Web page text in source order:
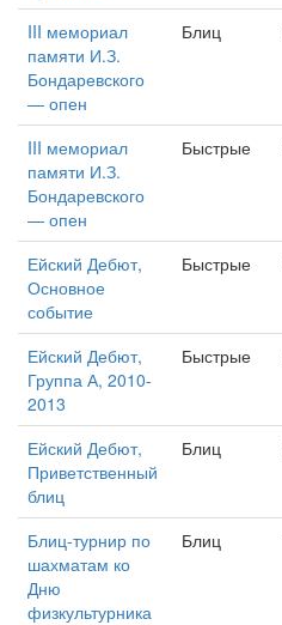
III мемориал
памяти И.З.
Бондаревского
— опен
Блиц
III мемориал
памяти И.З.
Бондаревского
— опен
Быстрые
Ейский Дебют,
Основное
событие
Быстрые
Ейский Дебют,
Группа А, 2010-
2013
Быстрые
Ейский Дебют,
Приветственный
блиц
Блиц
Блиц-турнир по
шахматам ко
Дню
физкультурника
Блиц